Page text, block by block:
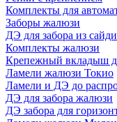
Комплекты для
Заборы жалюзи
ДЭ для забора из
Комплекты жалюзи
Крепежный вкладыш
Ламели жалюзи Токио
Ламели и ДЭ до
ДЭ для забора жалюзи
ДЭ забора для